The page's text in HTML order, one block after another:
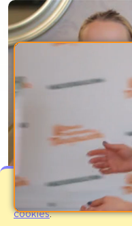
Мы используем файлы
работы сайта.
соглашаетесь с
cookies.